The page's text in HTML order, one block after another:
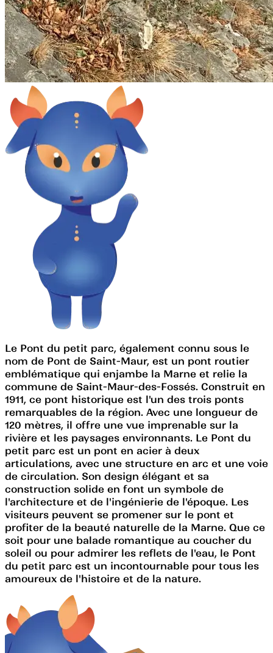
Le Pont du petit parc, également connu sous le
nom de Pont de Saint-Maur, est un pont routier
emblématique qui enjambe la Marne et relie la
commune de Saint-Maur-des-Fossés. Construit en
1911, ce pont historique est l'un des trois ponts
remarquables de la région. Avec une longueur de
120 mètres, il offre une vue imprenable sur la
rivière et les paysages environnants. Le Pont du
petit parc est un pont en acier à deux
articulations, avec une structure en arc et une voie
de circulation. Son design élégant et sa
construction solide en font un symbole de
l'architecture et de l'ingénierie de l'époque. Les
visiteurs peuvent se promener sur le pont et
profiter de la beauté naturelle de la Marne. Que ce
soit pour une balade romantique au coucher du
soleil ou pour admirer les reflets de l'eau, le Pont
du petit parc est un incontournable pour tous les
amoureux de l'histoire et de la nature.